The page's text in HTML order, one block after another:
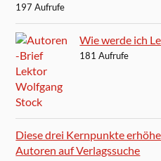
197 Aufrufe
Wie werde ich
181 Aufrufe
Diese drei Kernpunkte
Autoren auf Verlagssuche